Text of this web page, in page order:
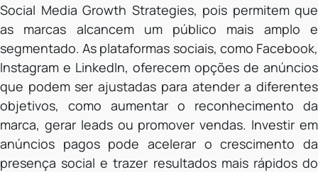
Social Media Growth Strategies, pois permitem que
as marcas alcancem um público mais amplo e
segmentado. As plataformas sociais, como Facebook,
Instagram e LinkedIn, oferecem opções de anúncios
que podem ser ajustadas para atender a diferentes
objetivos, como aumentar o reconhecimento da
marca, gerar leads ou promover vendas. Investir em
anúncios pagos pode acelerar o crescimento da
presença social e trazer resultados mais rápidos do